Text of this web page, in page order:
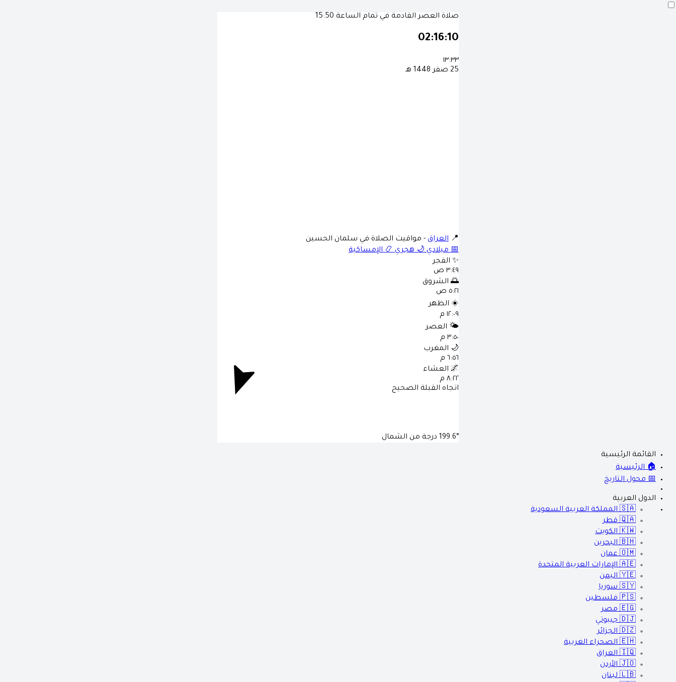
صلاة العصر القادمة في تمام الساعة 15:50
02:16:09
١٣:٣٣
25 صفر 1448 هـ
📍 العراق - مواقيت الصلاة في سلمان الحسين
📅 ميلادي 🌙 هجري 📿 الإمساكية
✨ الفجر
٣:٤٩ ص
🌅 الشروق
٥:٢١ ص
☀️ الظهر
١٢:٠٩ م
🌤️ العصر
٣:٥٠ م
🌙 المغرب
٦:٥٦ م
🌌 العشاء
٨:٢٢ م
اتجاه القبلة الصحيح
199.6° درجة من الشمال
القائمة الرئيسية
🏠 الرئيسية
📅 محول التاريخ
الدول العربية
🇸🇦 المملكة العربية السعودية
🇶🇦 قطر
🇰🇼 الكويت
🇧🇭 البحرين
🇴🇲 عمان
🇦🇪 الإمارات العربية المتحدة
🇾🇪 اليمن
🇸🇾 سوريا
🇵🇸 فلسطين
🇪🇬 مصر
🇩🇯 جيبوتي
🇩🇿 الجزائر
🇪🇭 الصحراء الغربية
🇮🇶 العراق
🇯🇴 الأردن
🇱🇧 لبنان